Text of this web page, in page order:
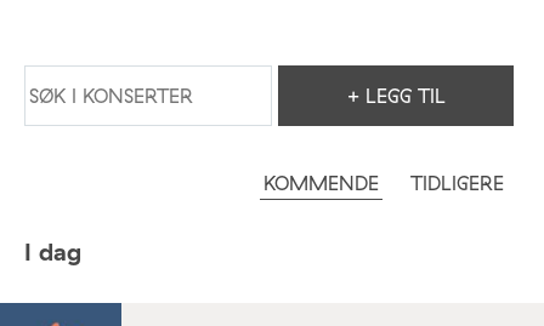
+ LEGG TIL
KOMMENDE TIDLIGERE
I dag